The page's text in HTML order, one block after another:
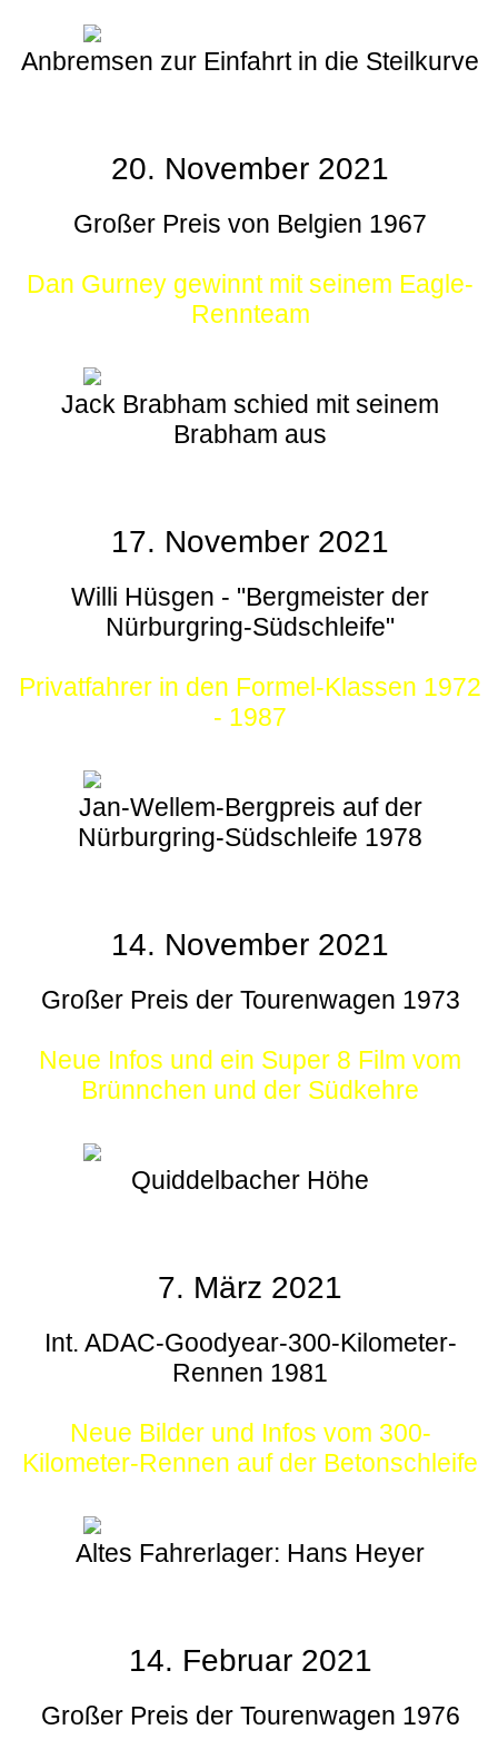
Anbremsen zur Einfahrt in die Steilkurve
20. November 2021
Großer Preis von Belgien 1967
Dan Gurney gewinnt mit seinem Eagle-
Rennteam
Jack Brabham schied mit seinem
Brabham aus
17. November 2021
Willi Hüsgen - "Bergmeister der
Nürburgring-Südschleife"
Privatfahrer in den Formel-Klassen 1972
- 1987
Jan-Wellem-Bergpreis auf der
Nürburgring-Südschleife 1978
14. November 2021
Großer Preis der Tourenwagen 1973
Neue Infos und ein Super 8 Film vom
Brünnchen und der Südkehre
Quiddelbacher Höhe
7. März 2021
Int. ADAC-Goodyear-300-Kilometer-
Rennen 1981
Neue Bilder und Infos vom 300-
Kilometer-Rennen auf der Betonschleife
Altes Fahrerlager: Hans Heyer
14. Februar 2021
Großer Preis der Tourenwagen 1976